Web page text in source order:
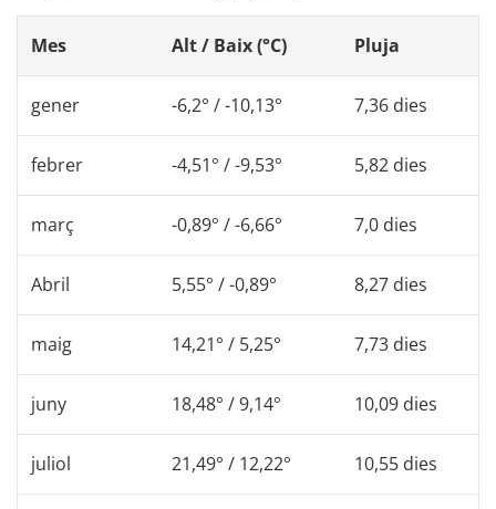
Mes Alt / Baix (°C) Pluja
gener -6,2° / -10,13° 7,36 dies
febrer -4,51° / -9,53° 5,82 dies
març -0,89° / -6,66° 7,0 dies
Abril 5,55° / -0,89° 8,27 dies
maig 14,21° / 5,25° 7,73 dies
juny 18,48° / 9,14° 10,09 dies
juliol 21,49° / 12,22° 10,55 dies